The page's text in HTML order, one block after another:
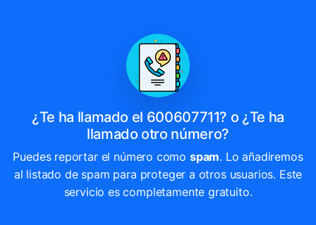
¿Te ha llamado el 600607711? o ¿Te ha
llamado otro número?
Puedes reportar el número como spam. Lo añadiremos
al listado de spam para proteger a otros usuarios. Este
servicio es completamente gratuito.